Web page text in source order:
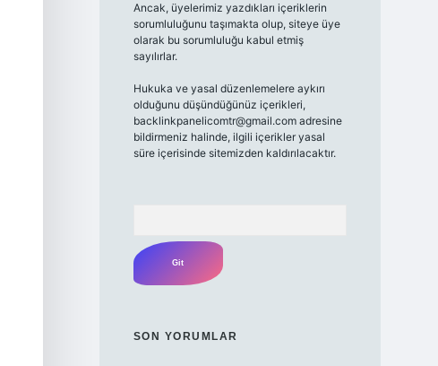
Ancak, üyelerimiz yazdıkları içeriklerin
sorumluluğunu taşımakta olup, siteye üye
olarak bu sorumluluğu kabul etmiş
sayılırlar.
Hukuka ve yasal düzenlemelere aykırı
olduğunu düşündüğünüz içerikleri,
backlinkpanelicomtr@gmail.comadresine
bildirmeniz halinde, ilgili içerikler yasal
süre içerisinde sitemizden kaldırılacaktır.
SON YORUMLAR